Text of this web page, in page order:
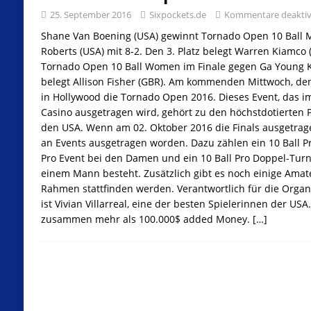
25. September 2016 Sixpockets.de Kommentare
Shane Van Boening (USA) gewinnt Tornado Open 10 Ball
Roberts (USA) mit 8-2. Den 3. Platz belegt Warren Kiamco
Tornado Open 10 Ball Women im Finale gegen Ga Young
belegt Allison Fisher (GBR). Am kommenden Mittwoch,
in Hollywood die Tornado Open 2016. Dieses Event, das
Casino ausgetragen wird, gehört zu den höchstdotierten
den USA. Wenn am 02. Oktober 2016 die Finals
an Events ausgetragen worden. Dazu zählen ein 10 Ball
Pro Event bei den Damen und ein 10 Ball Pro Doppel-
einem Mann besteht. Zusätzlich gibt es noch einige
Rahmen stattfinden werden. Verantwortlich für die
ist Vivian Villarreal, eine der besten Spielerinnen der
zusammen mehr als 100.000$ added Money. […]